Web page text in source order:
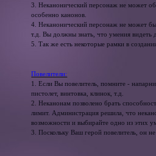
3. Неканонический персонаж не может
особенно канонов.
4. Неканонический персонаж не может
т.д. Вы должны знать, что умения
5. Так же есть некоторые рамки в
Повелители:
1. Если Вы повелитель, помните -
пистолет, винтовка, клинок, т.д.
2. Неканонам позволено брать
лимит. Администрация решила, что
возможности и выбирайте одно из этих
3. Поскольку Ваш герой повелитель, он